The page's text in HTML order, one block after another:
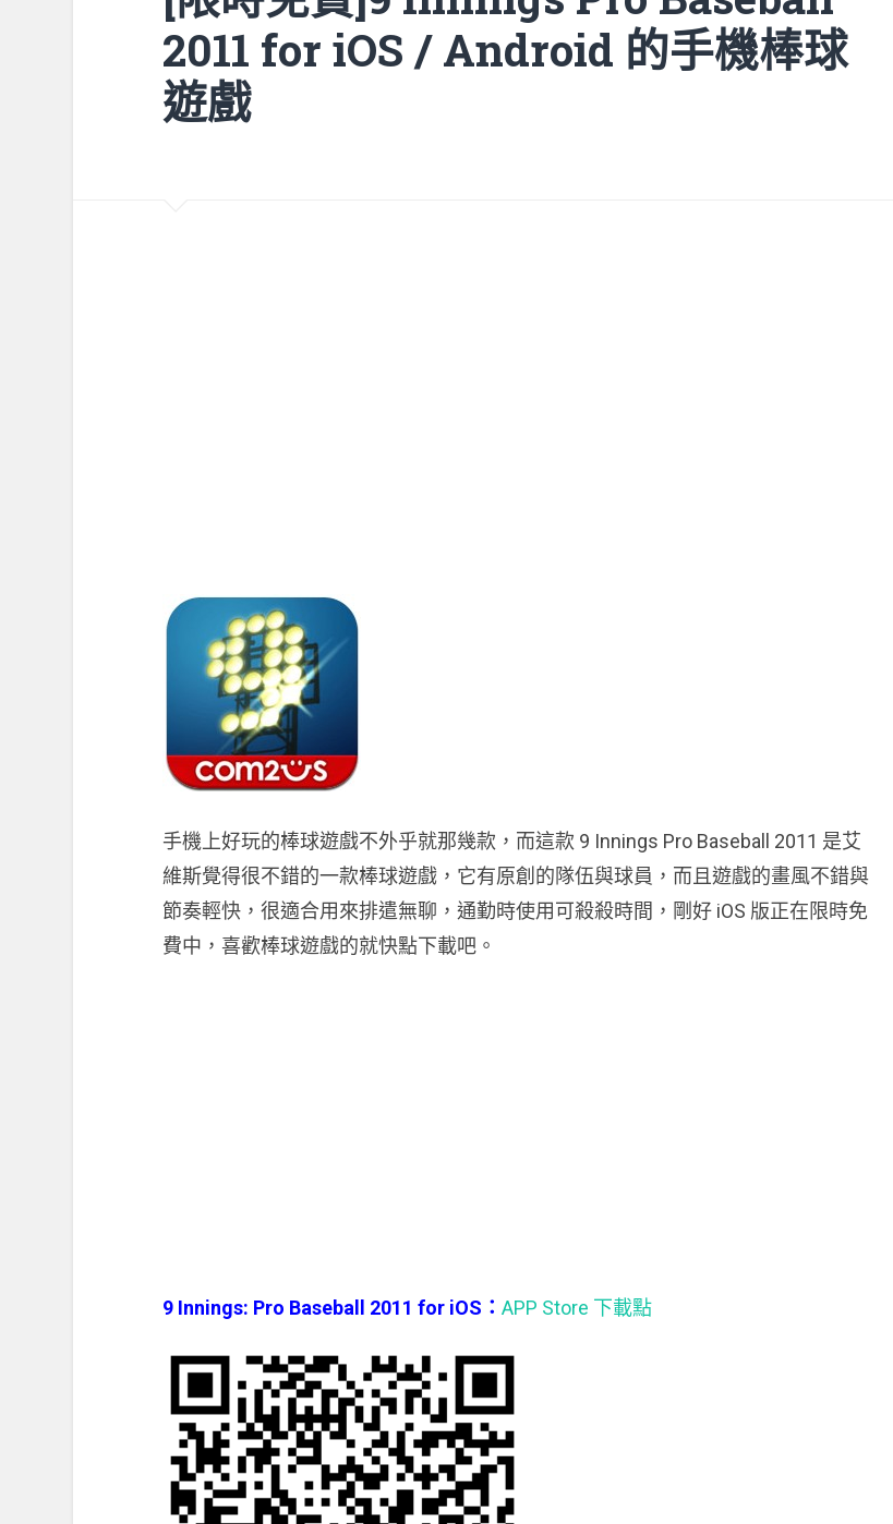
2011 for iOS / Android 的手機棒球
遊戲
手機上好玩的棒球遊戲不外乎就那幾款，而這款 9 Innings Pro Baseball 2011 是艾
維斯覺得很不錯的一款棒球遊戲，它有原創的隊伍與球員，而且遊戲的畫風不錯與
節奏輕快，很適合用來排遣無聊，通勤時使用可殺殺時間，剛好 iOS 版正在限時免
費中，喜歡棒球遊戲的就快點下載吧。
9 Innings: Pro Baseball 2011 for iOS： APP Store 下載點